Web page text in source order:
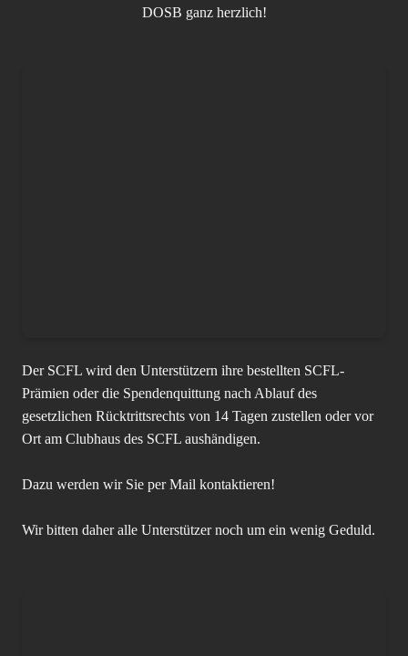
DOSB ganz herzlich!
Der SCFL wird den Unterstützern ihre bestellten SCFL-
Prämien oder die Spendenquittung nach Ablauf des
gesetzlichen Rücktrittsrechts von 14 Tagen zustellen oder vor
Ort am Clubhaus des SCFL aushändigen.
Dazu werden wir Sie per Mail kontaktieren!
Wir bitten daher alle Unterstützer noch um ein wenig Geduld.